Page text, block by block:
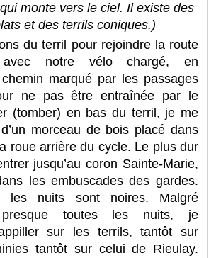
monte vers le ciel. Il existe des
et des terrils coniques.)
du terril pour rejoindre la route
notre vélo chargé, en
marqué par les passages
ne pas être entraînée par le
(tomber) en bas du terril, je me
morceau de bois placé dans
roue arrière du cycle. Le plus dur
jusqu’au coron Sainte-Marie,
les embuscades des gardes.
les nuits sont noires. Malgré
presque toutes les nuits, je
sur les terrils, tantôt sur
tantôt sur celui de Rieulay.